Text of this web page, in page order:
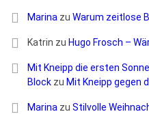
Marina zu Warum zeitlose
Katrin zu Hugo Frosch –
Mit Kneipp die ersten
Block zu Mit Kneipp gegen
Marina zu Stilvolle